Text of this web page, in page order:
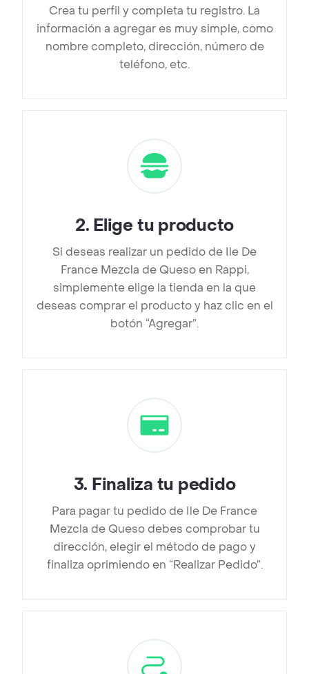
Crea tu perfil y completa tu registro. La
información a agregar es muy simple, como
nombre completo, dirección, número de
teléfono, etc.
2. Elige tu producto
Si deseas realizar un pedido de Ile De
France Mezcla de Queso en Rappi,
simplemente elige la tienda en la que
deseas comprar el producto y haz clic en el
botón “Agregar”.
3. Finaliza tu pedido
Para pagar tu pedido de Ile De France
Mezcla de Queso debes comprobar tu
dirección, elegir el método de pago y
finaliza oprimiendo en “Realizar Pedido”.